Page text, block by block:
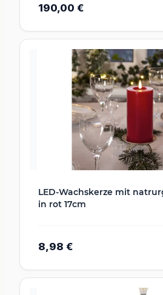
190,00 €
LED-Wachskerze mit
in rot 17cm
8,98 €